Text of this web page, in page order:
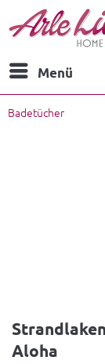
Menü
Badetücher
Aloha